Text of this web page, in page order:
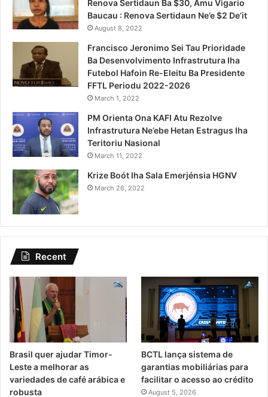
Renova Sertidaun Ba $30, Amu Vigario
Baucau : Renova Sertidaun Ne’e $2 De’it
August 8, 2022
Francisco Jeronimo Sei Tau Prioridade
Ba Desenvolvimento Infrastrutura Iha
Futebol Hafoin Re-Eleitu Ba Presidente
FFTL Periodu 2022-2026
March 1, 2022
PM Orienta Ona KAFI Atu Rezolve
Infrastrutura Ne’ebe Hetan Estragus Iha
Teritoriu Nasional
March 11, 2022
Krize Boót Iha Sala Emerjénsia HGNV
March 26, 2022
Recent
Brasil quer ajudar Timor-
Leste a melhorar as
variedades de café arábica e
robusta
BCTL lança sistema de
garantias mobiliárias para
facilitar o acesso ao crédito
August 5, 2026